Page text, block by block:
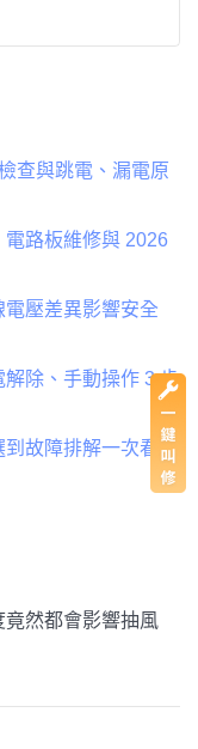
查與跳電、漏電原
路板維修與 2026
壓差異影響安全
除、手動操作 3 步
故障排解一次看！
然都會影響抽風